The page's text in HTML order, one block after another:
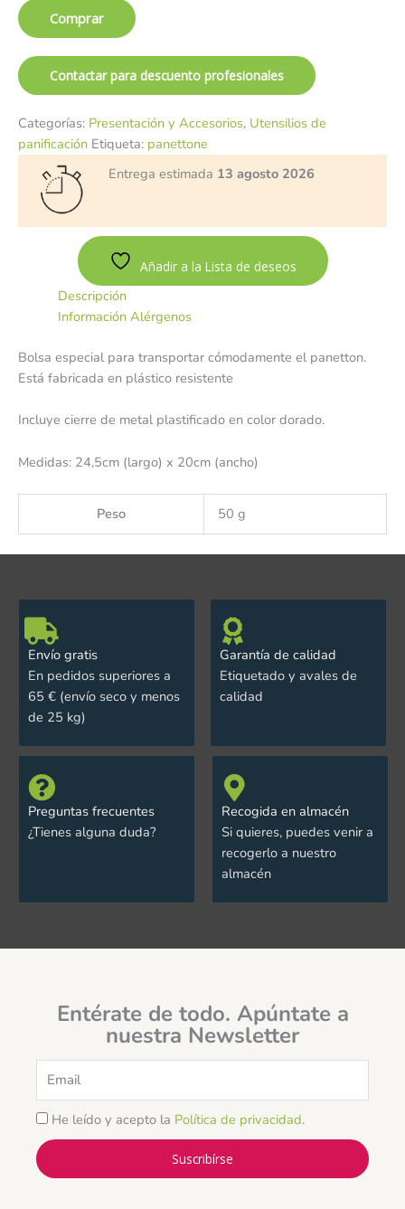
Comprar
Contactar para descuento profesionales
Categorías: Presentación y Accesorios, Utensilios de
panificación Etiqueta: panettone
Entrega estimada 13 agosto 2026
Añadir a la Lista de deseos
Descripción
Información Alérgenos
Bolsa especial para transportar cómodamente el panetton.
Está fabricada en plástico resistente
Incluye cierre de metal plastificado en color dorado.
Medidas: 24,5cm (largo) x 20cm (ancho)
Peso 50 g
Envío gratis
En pedidos superiores a
65 € (envío seco y menos
de 25 kg)
Garantía de calidad
Etiquetado y avales de
calidad
Preguntas frecuentes
¿Tienes alguna duda?
Recogida en almacén
Si quieres, puedes venir a
recogerlo a nuestro
almacén
Entérate de todo. Apúntate a
nuestra Newsletter
He leído y acepto la Política de privacidad.
Suscribírse